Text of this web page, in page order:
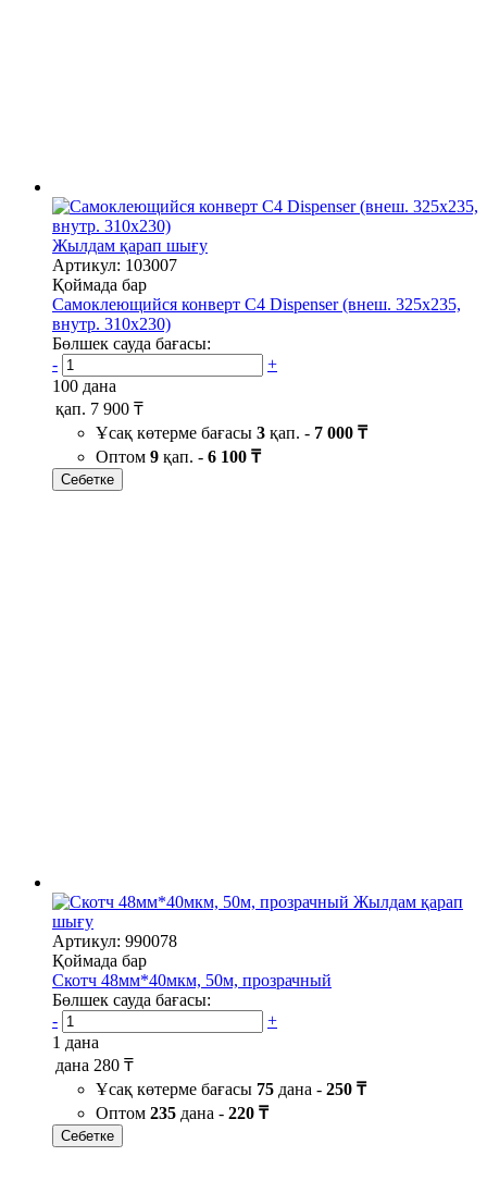
Жылдам қарап шығу
Артикул: 103007
Қоймада бар
Самоклеющийся конверт С4 Dispenser (внеш. 325х235,
внутр. 310х230)
Бөлшек сауда бағасы:
-
+
100 дана
қап. 7 900 ₸
Ұсақ көтерме бағасы 3 қап. - 7 000 ₸
Оптом 9 қап. - 6 100 ₸
Себетке
Жылдам қарап
шығу
Артикул: 990078
Қоймада бар
Скотч 48мм*40мкм, 50м, прозрачный
Бөлшек сауда бағасы:
-
+
1 дана
дана 280 ₸
Ұсақ көтерме бағасы 75 дана - 250 ₸
Оптом 235 дана - 220 ₸
Себетке